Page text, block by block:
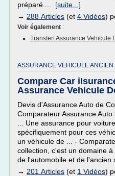
préparé.... [suite...]
→ 288 Articles (et 4 Vidéos)
Voir également :
Transfert Assurance Vehicule
ASSURANCE VEHICULE ANCIEN
Compare Car
Assurance Vehicule
Devis d'Assurance Auto de
Comparateur Assurance
... Une assurance pour
spécifiquement pour ces
un véhicule de ... -
collection, c'est un domaine
de l'automobile et de l'ancien
→ 201 Articles (et 1 Vidéos)